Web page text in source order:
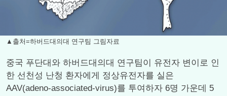
▲출처=하버드대의대 연구팀 그림자료
중국 푸단대와 하버드대의대 연구팀이 유전자 변이로 인
한 선천성 난청 환자에게 정상유전자를 실은
AAV(adeno-associated-virus)를 투여하자 6명 가운데 5